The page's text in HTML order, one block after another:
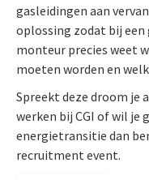
gasleidingen aan
oplossing zodat bij
monteur precies weet
moeten worden en
Spreekt deze droom je
werken bij CGI of wil je
energietransitie dan
recruitment event.